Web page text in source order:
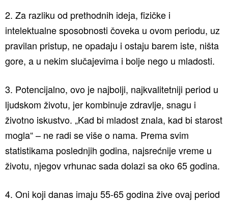
2. Za razliku od prethodnih ideja, fizičke i
intelektualne sposobnosti čoveka u ovom periodu, uz
pravilan pristup, ne opadaju i ostaju barem iste, ništa
gore, a u nekim slučajevima i bolje nego u mladosti.
3. Potencijalno, ovo je najbolji, najkvalitetniji period u
ljudskom životu, jer kombinuje zdravlje, snagu i
životno iskustvo. „Kad bi mladost znala, kad bi starost
mogla“ – ne radi se više o nama. Prema svim
statistikama poslednjih godina, najsrećnije vreme u
životu, njegov vrhunac sada dolazi sa oko 65 godina.
4. Oni koji danas imaju 55-65 godina žive ovaj period